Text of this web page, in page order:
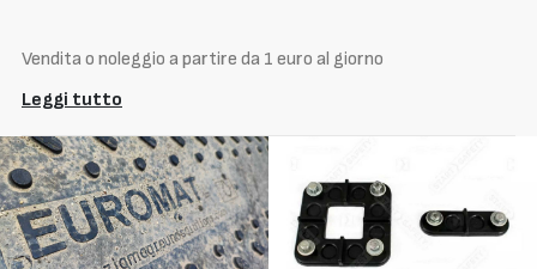
Vendita o noleggio a partire da 1 euro al giorno
Leggi tutto